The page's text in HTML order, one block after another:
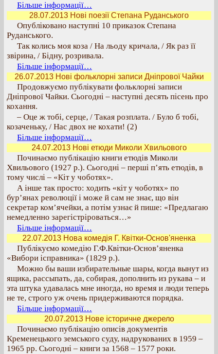
Більше інформації…
28.07.2013 Нові поезії Степана Руданського
Опубліковано наступні 10 приказок Степана
Руданського.
Так колись моя коза / На льоду кричала, / Як раз її
звірина, / Бідну, розривала.
Більше інформації…
26.07.2013 Нові фольклорні записи Дніпрової Чайки
Продовжуємо публікувати фольклорні записи
Дніпрової Чайки. Сьогодні – наступні десять пісень про
кохання.
– Оце ж тобі, серце, / Такая розплата. / Було б тобі,
козаченьку, / Нас двох не кохати! (2)
Більше інформації…
24.07.2013 Нові етюди Миколи Хвильового
Починаємо публікацію книги етюдів Миколи
Хвильового (1927 р.). Сьогодні – перші п’ять етюдів, в
тому числі – «Кіт у чоботях».
А інше так просто: ходить «кіт у чоботях» по
бур’янах революції і може й сам не знає, що він
секретар ком’ячейки, а потім узнає й пише: «Предлагаю
немедленно зарегістріроваться…»
Більше інформації…
22.07.2013 Нова комедія Г. Квітки-Основ'яненка
Публікуємо комедію Г.Ф.Квітки-Основ’яненка
«Вибори ісправника» (1829 р.).
Можно бы ваши избирательные шары, когда вынут из
ящика, рассыпать, да, собирая, дополнить из рукава – и
эта штука удавалась мне иногда, но время и люди теперь
не те, строго уж очень придерживаются порядка.
Більше інформації…
20.07.2013 Нове історичне джерело
Починаємо публікацію описів документів
Кременецького земського суду, надрукованих в 1959 –
1965 рр. Сьогодні – книги за 1568 – 1577 роки.